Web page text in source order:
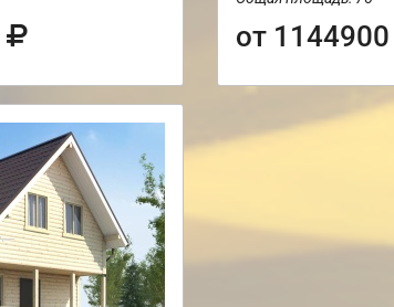
от 1144900